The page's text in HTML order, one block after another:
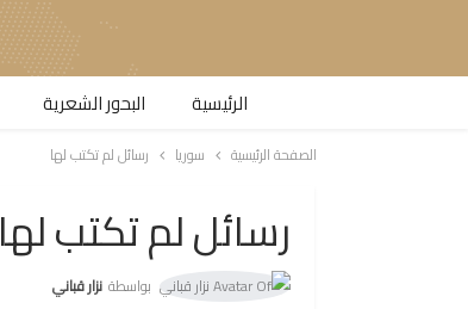
الرئيسية البحور الشعرية​
الصفحة الرئيسية سوريا رسائل لم تكتب لها
رسائل لم تكتب لها
بواسطة نزار قباني